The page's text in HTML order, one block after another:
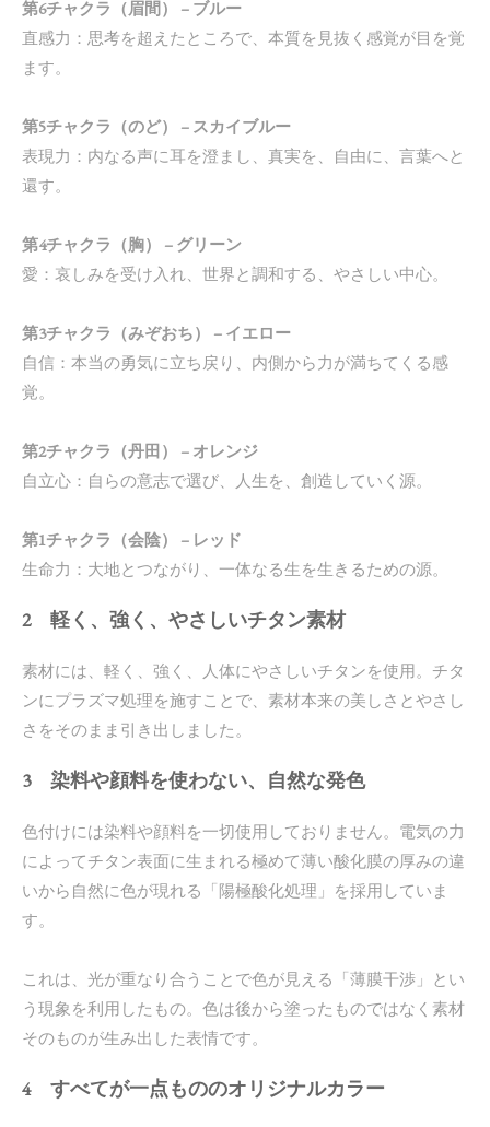
第6チャクラ（眉間） – ブルー
直感力：思考を超えたところで、本質を見抜く感覚が目を覚
ます。
第5チャクラ（のど） – スカイブルー
表現力：内なる声に耳を澄まし、真実を、自由に、言葉へと
還す。
第4チャクラ（胸） – グリーン
愛：哀しみを受け入れ、世界と調和する、やさしい中心。
第3チャクラ（みぞおち） – イエロー
自信：本当の勇気に立ち戻り、内側から力が満ちてくる感
覚。
第2チャクラ（丹田） – オレンジ
自立心：自らの意志で選び、人生を、創造していく源。
第1チャクラ（会陰） – レッド
生命力：大地とつながり、一体なる生を生きるための源。
2 軽く、強く、やさしいチタン素材
素材には、軽く、強く、人体にやさしいチタンを使用。チタ
ンにプラズマ処理を施すことで、素材本来の美しさとやさし
さをそのまま引き出しました。
3 染料や顔料を使わない、自然な発色
色付けには染料や顔料を一切使用しておりません。電気の力
によってチタン表面に生まれる極めて薄い酸化膜の厚みの違
いから自然に色が現れる「陽極酸化処理」を採用していま
す。
これは、光が重なり合うことで色が見える「薄膜干渉」とい
う現象を利用したもの。色は後から塗ったものではなく素材
そのものが生み出した表情です。
4 すべてが一点もののオリジナルカラー